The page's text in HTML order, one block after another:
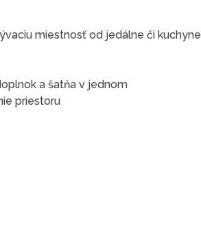
miestnosť od jedálne či kuchyne
a šatňa v jednom
priestoru